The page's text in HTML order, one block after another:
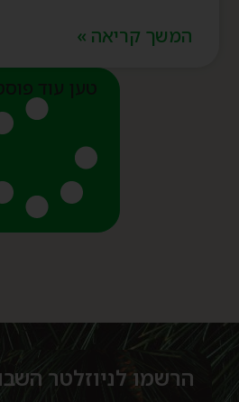
המשך קריאה »
טען עוד פוסטים
הרשמו לניוזלטר השבועי